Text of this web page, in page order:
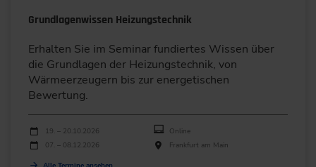
Grundlagenwissen Heizungstechnik
Erhalten Sie im Seminar fundiertes Wissen über
die Grundlagen der Heizungstechnik, von
Wärmeerzeugern bis zur energetischen
Bewertung.
Durchführungen
Veranstaltungsdatum Veranstaltungsort
19. – 20.10.2026
Online
07. – 08.12.2026
Frankfurt am Main